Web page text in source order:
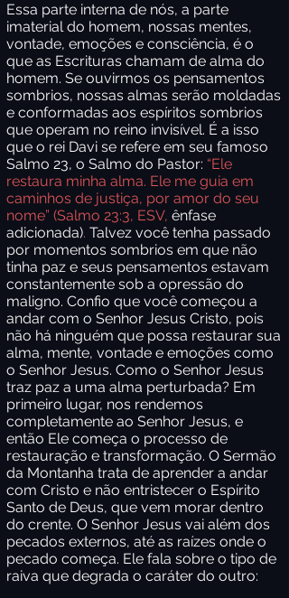
Essa parte interna de nós, a parte
imaterial do homem, nossas mentes,
vontade, emoções e consciência, é o
que as Escrituras chamam de alma do
homem. Se ouvirmos os pensamentos
sombrios, nossas almas serão moldadas
e conformadas aos espíritos sombrios
que operam no reino invisível. É a isso
que o rei Davi se refere em seu famoso
Salmo 23, o Salmo do Pastor: “Ele
restaura minha alma. Ele me guia em
caminhos de justiça, por amor do seu
nome” (Salmo 23:3, ESV, ênfase
adicionada). Talvez você tenha passado
por momentos sombrios em que não
tinha paz e seus pensamentos estavam
constantemente sob a opressão do
maligno. Confio que você começou a
andar com o Senhor Jesus Cristo, pois
não há ninguém que possa restaurar sua
alma, mente, vontade e emoções como
o Senhor Jesus. Como o Senhor Jesus
traz paz a uma alma perturbada? Em
primeiro lugar, nos rendemos
completamente ao Senhor Jesus, e
então Ele começa o processo de
restauração e transformação. O Sermão
da Montanha trata de aprender a andar
com Cristo e não entristecer o Espírito
Santo de Deus, que vem morar dentro
do crente. O Senhor Jesus vai além dos
pecados externos, até as raízes onde o
pecado começa. Ele fala sobre o tipo de
raiva que degrada o caráter do outro: